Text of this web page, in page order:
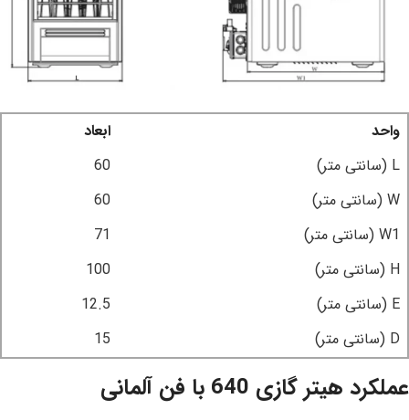
واحد
ابعاد
L (سانتی متر)
60
W (سانتی متر)
60
W1 (سانتی متر)
71
H (سانتی متر)
100
E (سانتی متر)
12.5
D (سانتی متر)
15
عملکرد هیتر گازی 640 با فن آلمانی